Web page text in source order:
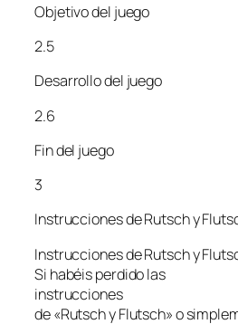
Objetivo del juego
2.5
Desarrollo del juego
2.6
Fin del juego
3
Instrucciones de Rutsch y
Instrucciones de Rutsch y
Si habéis perdido las
instrucciones
de «Rutsch y Flutsch» o